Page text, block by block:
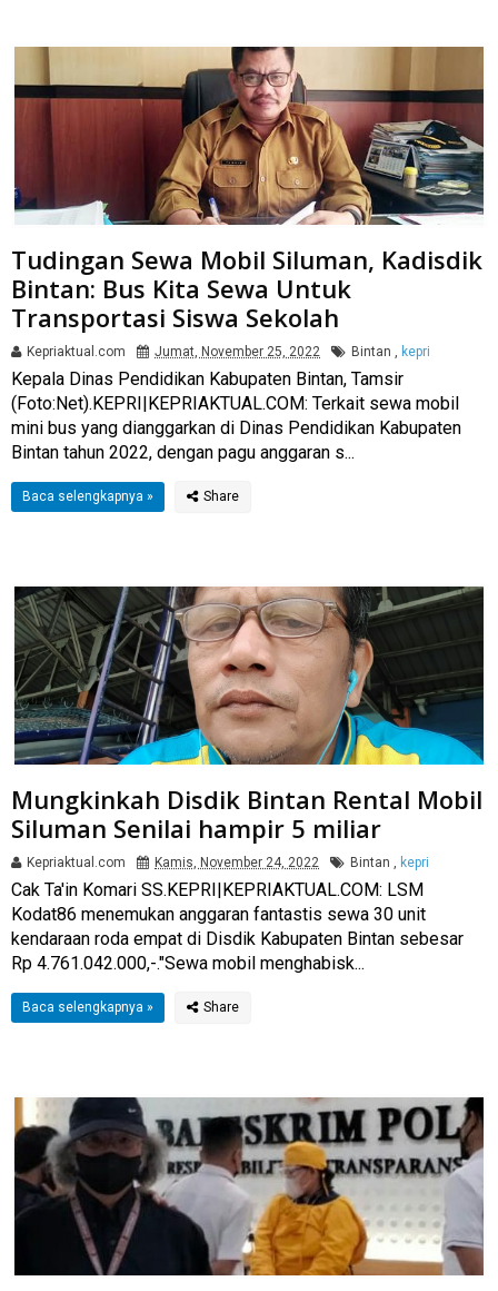
Tudingan Sewa Mobil Siluman, Kadisdik
Bintan: Bus Kita Sewa Untuk
Transportasi Siswa Sekolah
Kepriaktual.com Jumat, November 25, 2022 Bintan kepri
Kepala Dinas Pendidikan Kabupaten Bintan, Tamsir
(Foto:Net).KEPRI|KEPRIAKTUAL.COM: Terkait sewa mobil
mini bus yang dianggarkan di Dinas Pendidikan Kabupaten
Bintan tahun 2022, dengan pagu anggaran s...
Baca selengkapnya »
Mungkinkah Disdik Bintan Rental Mobil
Siluman Senilai hampir 5 miliar
Kepriaktual.com Kamis, November 24, 2022 Bintan kepri
Cak Ta'in Komari SS.KEPRI|KEPRIAKTUAL.COM: LSM
Kodat86 menemukan anggaran fantastis sewa 30 unit
kendaraan roda empat di Disdik Kabupaten Bintan sebesar
Rp 4.761.042.000,-."Sewa mobil menghabisk...
Baca selengkapnya »